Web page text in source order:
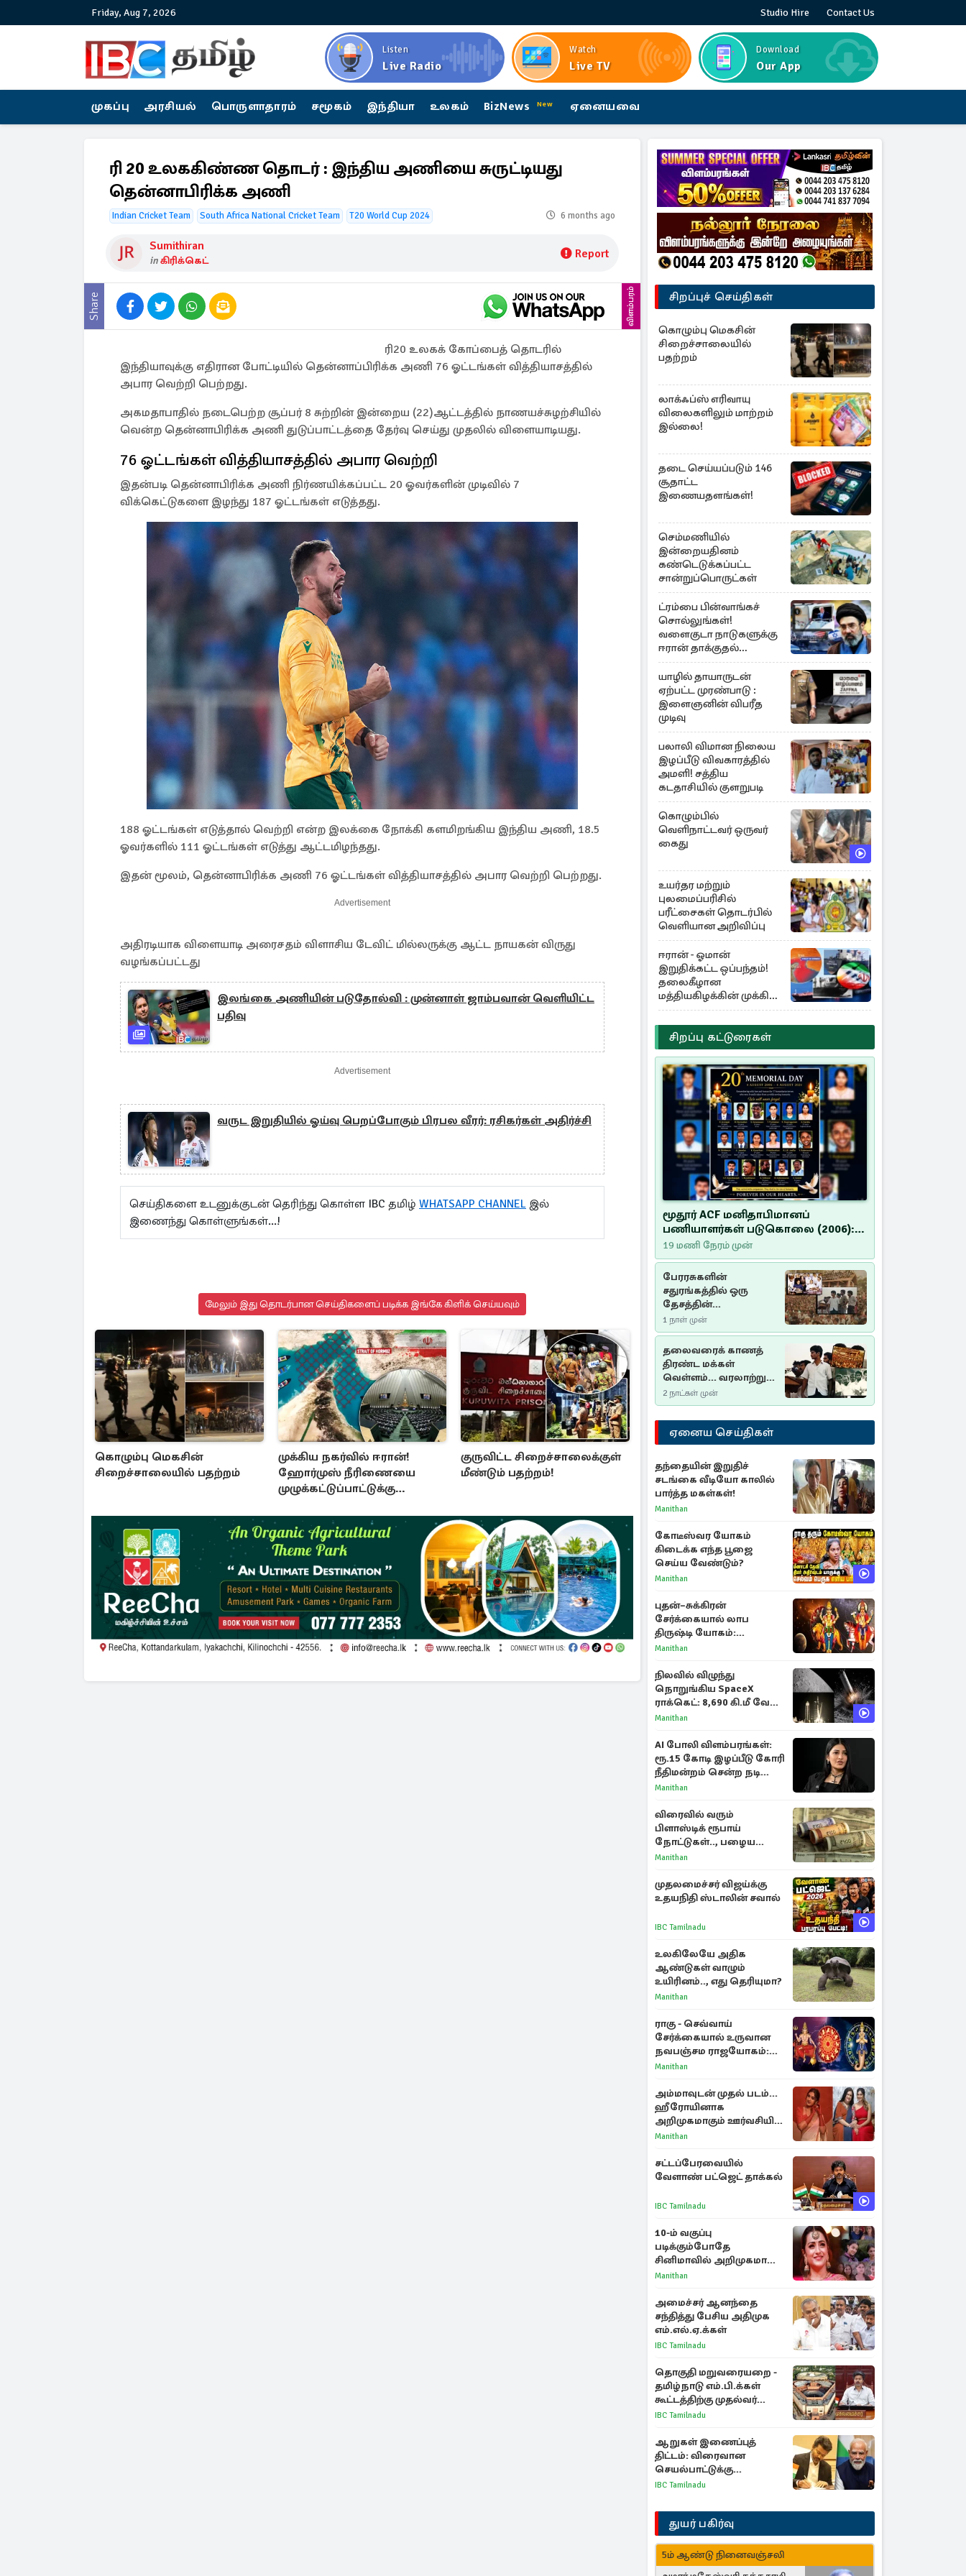
Friday, Aug 7, 2026 Studio Hire Contact Us
Listen
Live Radio
Watch
Live TV
Download
Our App
முகப்பு அரசியல் பொருளாதாரம் சமூகம் இந்தியா உலகம் BizNews New ஏனையவை
ரி 20 உலககிண்ண தொடர் : இந்திய அணியை சுருட்டியது
தென்னாபிரிக்க அணி
Indian Cricket Team South Africa National Cricket Team T20 World Cup 2024 6 months ago
Sumithiran
inகிரிக்கெட் Report
Share விளம்பரம்
ரி20 உலகக் கோப்பைத் தொடரில்
இந்தியாவுக்கு எதிரான போட்டியில் தென்னாப்பிரிக்க அணி 76 ஓட்டங்கள் வித்தியாசத்தில்
அபார வெற்றி பெற்றது.
அகமதாபாதில் நடைபெற்ற சூப்பர் 8 சுற்றின் இன்றைய (22)ஆட்டத்தில் நாணயச்சுழற்சியில்
வென்ற தென்னாபிரிக்க அணி துடுப்பாட்டத்தை தேர்வு செய்து முதலில் விளையாடியது.
76 ஓட்டங்கள் வித்தியாசத்தில் அபார வெற்றி
இதன்படி தென்னாபிரிக்க அணி நிர்ணயிக்கப்பட்ட 20 ஓவர்களின் முடிவில் 7
விக்கெட்டுகளை இழந்து 187 ஓட்டங்கள் எடுத்தது.
188 ஓட்டங்கள் எடுத்தால் வெற்றி என்ற இலக்கை நோக்கி களமிறங்கிய இந்திய அணி, 18.5
ஓவர்களில் 111 ஓட்டங்கள் எடுத்து ஆட்டமிழந்தது.
இதன் மூலம், தென்னாபிரிக்க அணி 76 ஓட்டங்கள் வித்தியாசத்தில் அபார வெற்றி பெற்றது.
Advertisement
அதிரடியாக விளையாடி அரைசதம் விளாசிய டேவிட் மில்லருக்கு ஆட்ட நாயகன் விருது
வழங்கப்பட்டது
இலங்கை அணியின் படுதோல்வி : முன்னாள் ஜாம்பவான் வெளியிட்ட
பதிவு
Advertisement
வருட இறுதியில் ஓய்வு பெறப்போகும் பிரபல வீரர்: ரசிகர்கள் அதிர்ச்சி
செய்திகளை உடனுக்குடன் தெரிந்து கொள்ள IBC தமிழ் WHATSAPP CHANNEL இல்
இணைந்து கொள்ளுங்கள்...!
மேலும் இது தொடர்பான செய்திகளைப் படிக்க இங்கே கிளிக் செய்யவும்
கொழும்பு மெகசின்
சிறைச்சாலையில் பதற்றம்
முக்கிய நகர்வில் ஈரான்!
ஹோர்முஸ் நீரிணையை
முழுக்கட்டுப்பாட்டுக்கு
குருவிட்ட சிறைச்சாலைக்குள்
மீண்டும் பதற்றம்!
சிறப்புச் செய்திகள்
கொழும்பு மெகசின்
சிறைச்சாலையில்
பதற்றம்
லாக்ஃப்ஸ் எரிவாயு
விலைகளிலும் மாற்றம்
இல்லை!
தடை செய்யப்படும் 146
சூதாட்ட
இணையதளங்கள்!
செம்மணியில்
இன்றையதினம்
கண்டெடுக்கப்பட்ட
சான்றுப்பொருட்கள்
ட்ரம்பை பின்வாங்கச்
சொல்லுங்கள்!
வளைகுடா நாடுகளுக்கு
ஈரான் தாக்குதல்
எச்சரிக்கை
யாழில் தாயாருடன்
ஏற்பட்ட முரண்பாடு :
இளைஞனின் விபரீத
முடிவு
பலாலி விமான நிலைய
இழப்பீடு விவகாரத்தில்
அமளி! சத்திய
கடதாசியில் குளறுபடி
கொழும்பில்
வெளிநாட்டவர் ஒருவர்
கைது
உயர்தர மற்றும்
புலமைப்பரிசில்
பரீட்சைகள் தொடர்பில்
வெளியான அறிவிப்பு
ஈரான் - ஓமான்
இறுதிக்கட்ட ஒப்பந்தம்!
தலைகீழான
மத்தியகிழக்கின் முக்கிய
பங்கு குறியீடுகள்
சிறப்பு கட்டுரைகள்
மூதூர் ACF மனிதாபிமானப்
பணியாளர்கள் படுகொலை (2006):
20 ஆண்டுகளாகியும் நீதி
மறுக்கப்பட்ட மனிதாபிமானப்
பேரவலம்
19 மணி நேரம் முன்
பேரரசுகளின்
சதுரங்கத்தில் ஒரு
தேசத்தின்
தீர்க்கதரிசனம் :
சுதுமலை பிரகடனம்
ஒரு வரலாற்றுப் பாடம்
1 நாள் முன்
தலைவரைக் காணத்
திரண்ட மக்கள்
வெள்ளம்... வரலாற்றுச்
சிறப்புமிக்க சுதுமலைப்
பிரகடனம்…
2 நாட்கள் முன்
ஏனைய செய்திகள்
தந்தையின் இறுதிச்
சடங்கை வீடியோ காலில்
பார்த்த மகள்கள்!
Manithan
கோடீஸ்வர யோகம்
கிடைக்க எந்த பூஜை
செய்ய வேண்டும்?
Manithan
புதன்–சுக்கிரன்
சேர்க்கையால் லாப
திருஷ்டி யோகம்:
அதிர்ஷ்டம் பெறும் டாப் 3
Manithan
நிலவில் விழுந்து
நொறுங்கிய SpaceX
ராக்கெட்: 8,690 கி.மீ வேக
மோதலால் உருவான புதிய
Manithan
AI போலி விளம்பரங்கள்:
ரூ.15 கோடி இழப்பீடு கோரி
நீதிமன்றம் சென்ற நடிகை
ஸ்ருதி ஹாசன்!
Manithan
விரைவில் வரும்
பிளாஸ்டிக் ரூபாய்
நோட்டுகள்.., பழைய
காகித நோட்டுகள்
Manithan
முதலமைச்சர் விஜய்க்கு
உதயநிதி ஸ்டாலின் சவால்
IBC Tamilnadu
உலகிலேயே அதிக
ஆண்டுகள் வாழும்
உயிரினம்.., எது தெரியுமா?
Manithan
ராகு - செவ்வாய்
சேர்க்கையால் உருவான
நவபஞ்சம ராஜயோகம்:
அதிர்ஷ்டம் பெறும் 3
Manithan
அம்மாவுடன் முதல் படம்...
ஹீரோயினாக
அறிமுகமாகும் ஊர்வசியின்
மகள் தேஜலட்சுமி!
Manithan
சட்டப்பேரவையில்
வேளாண் பட்ஜெட் தாக்கல்
IBC Tamilnadu
10-ம் வகுப்பு
படிக்கும்போதே
சினிமாவில் அறிமுகமான
த்ரிஷா! உண்மையை
காந்தி
Manithan
அமைச்சர் ஆனந்தை
சந்தித்து பேசிய அதிமுக
எம்.எல்.ஏ.க்கள்
IBC Tamilnadu
தொகுதி மறுவரையறை -
தமிழ்நாடு எம்.பி.க்கள்
கூட்டத்திற்கு முதல்வர்
விஜய் அழைப்பு
IBC Tamilnadu
ஆறுகள் இணைப்புத்
திட்டம்: விரைவான
செயல்பாட்டுக்கு
பிரதமருக்கு முதலமைச்சர்
IBC Tamilnadu
துயர் பகிர்வு
5ம் ஆண்டு நினைவஞ்சலி